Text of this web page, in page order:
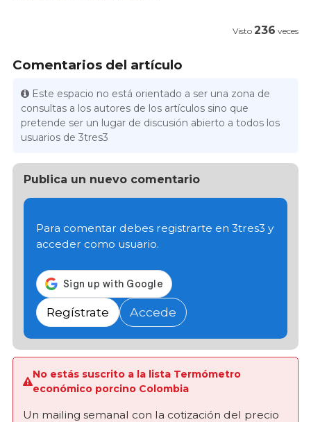
Visto 236 veces
Comentarios del artículo
Este espacio no está orientado a ser una zona de
consultas a los autores de los artículos sino que
pretende ser un lugar de discusión abierto a todos los
usuarios de 3tres3
Publica un nuevo comentario
Para comentar debes registrarte en 3tres3 y
acceder como usuario.
Regístrate Accede
No estás suscrito a la lista Termómetro
económico porcino Colombia
Un mailing semanal con la cotización del precio